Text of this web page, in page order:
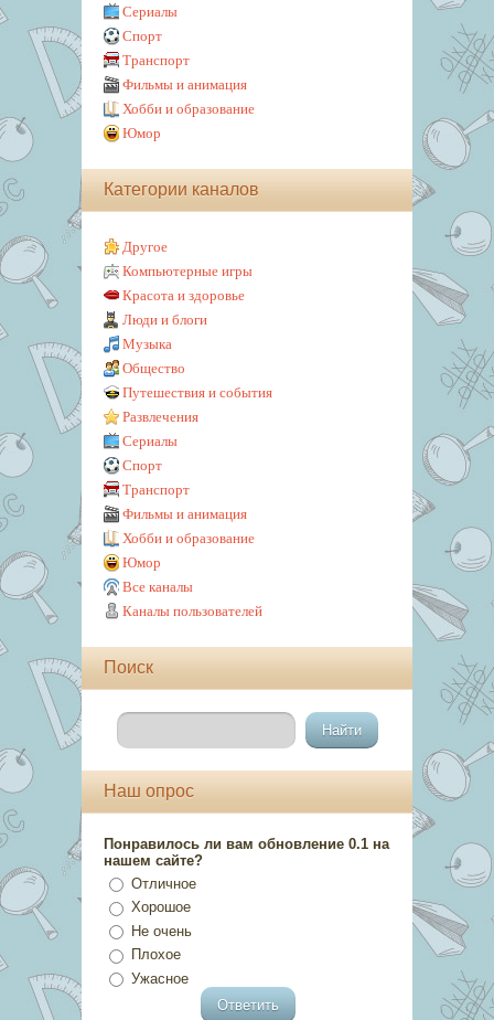
Сериалы
Спорт
Транспорт
Фильмы и анимация
Хобби и образование
Юмор
Категории каналов
Другое
Компьютерные игры
Красота и здоровье
Люди и блоги
Музыка
Общество
Путешествия и события
Развлечения
Сериалы
Спорт
Транспорт
Фильмы и анимация
Хобби и образование
Юмор
Все каналы
Каналы пользователей
Поиск
Наш опрос
Понравилось ли вам обновление 0.1 на
нашем сайте?
Отличное
Хорошое
Не очень
Плохое
Ужасное